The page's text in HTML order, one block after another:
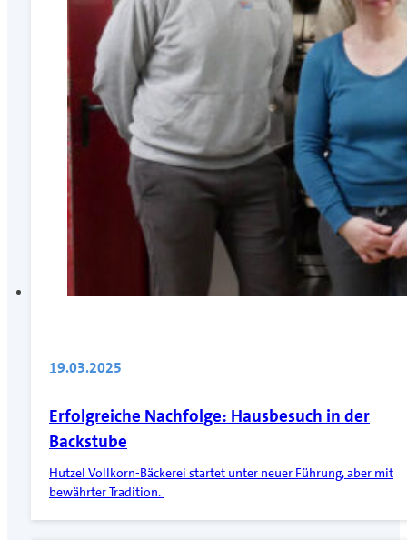
19.03.2025
Erfolgreiche Nachfolge: Hausbesuch in der
Backstube
Hutzel Vollkorn-Bäckerei startet unter neuer Führung, aber mit
bewährter Tradition.